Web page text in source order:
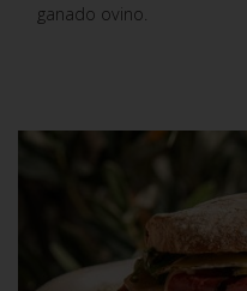
ganado ovino.